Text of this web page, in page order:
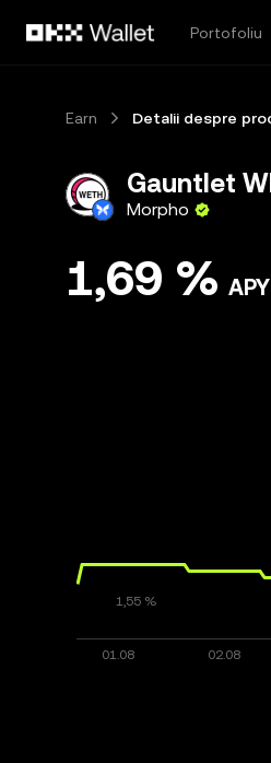
Portofoliu
Earn Detalii despre
Gauntlet
Morpho
1,69 %